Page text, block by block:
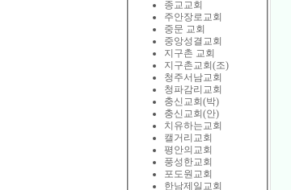
종교교회
주안장로교회
중문 교회
중앙성결교회
지구촌 교회
지구촌교회(조)
청주서남교회
청파감리교회
충신교회(박)
충신교회(안)
치유하는교회
캘거리교회
평안의교회
풍성한교회
포도원교회
한남제일교회